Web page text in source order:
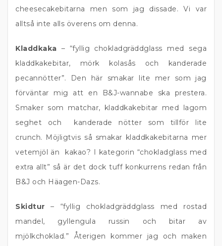
cheesecakebitarna men som jag dissade. Vi var
alltså inte alls överens om denna.
Kladdkaka – “fyllig chokladgräddglass med sega
kladdkakebitar, mörk kolasås och kanderade
pecannötter”. Den här smakar lite mer som jag
förväntar mig att en B&J-wannabe ska prestera.
Smaker som matchar, kladdkakebitar med lagom
seghet och kanderade nötter som tillför lite
crunch. Möjligtvis så smakar kladdkakebitarna mer
vetemjöl än kakao? I kategorin “chokladglass med
extra allt” så är det dock tuff konkurrens redan från
B&J och Häagen-Dazs.
Skidtur– “fyllig chokladgräddglass med rostad
mandel, gyllengula russin och bitar av
mjölkchoklad.” Återigen kommer jag och maken